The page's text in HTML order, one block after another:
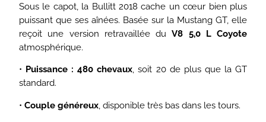
Sous le capot, la Bullitt 2018 cache un cœur bien plus
puissant que ses aînées. Basée sur la Mustang GT, elle
reçoit une version retravaillée duV8 5,0 L Coyote
atmosphérique.
• Puissance : 480 chevaux , soit 20 de plus que la GT
standard.
• Couple généreux , disponible très bas dans les tours.